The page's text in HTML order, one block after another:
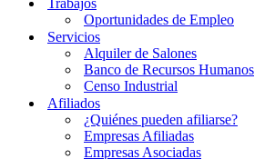
Trabajos
Oportunidades de Empleo
Servicios
Alquiler de Salones
Banco de Recursos Humanos
Censo Industrial
Afiliados
¿Quiénes pueden afiliarse?
Empresas Afiliadas
Empresas Asociadas